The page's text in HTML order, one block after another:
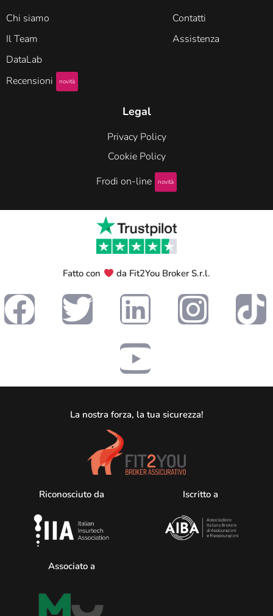
Chi siamo
Il Team
DataLab
Recensioni
novità
Contatti
Assistenza
Legal
Privacy Policy
Cookie Policy
Frodi on-line
novità
Fatto con da Fit2You Broker S.r.l.
La nostra forza, la tua sicurezza!
Riconosciuto da Iscritto a
Associato a